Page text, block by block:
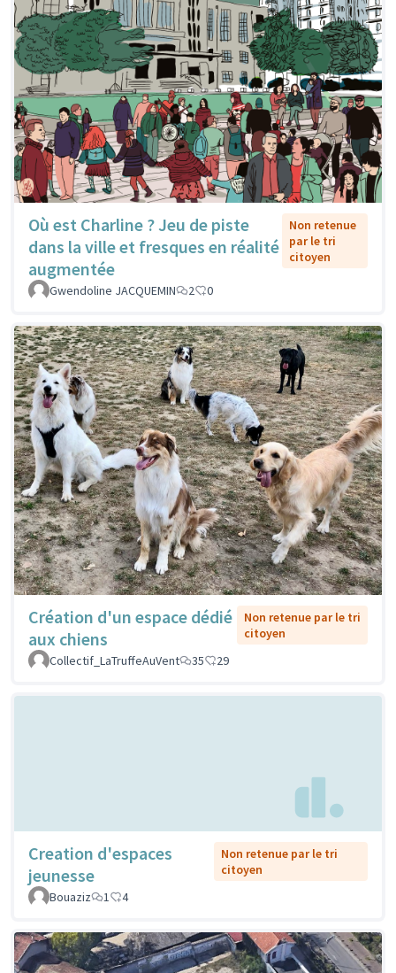
Où est Charline ? Jeu de piste
dans la ville et fresques en réalité
augmentée
Non retenue
par le tri
citoyen
Gwendoline JACQUEMIN 2 0
Création d'un espace dédié
aux chiens
Non retenue par le tri
citoyen
Collectif_LaTruffeAuVent
35 29
Creation d'espaces
jeunesse
Non retenue par le tri
citoyen
Bouaziz
1 4